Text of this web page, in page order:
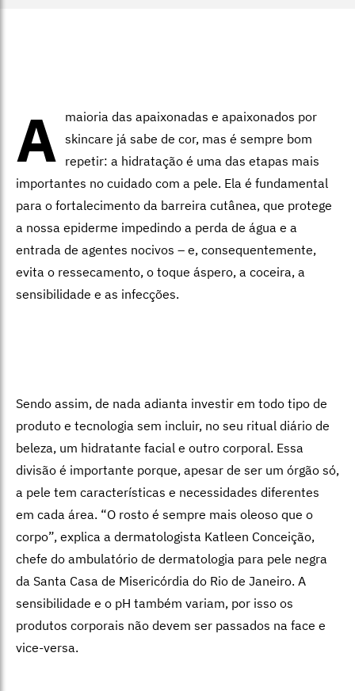
A maioria das apaixonadas e apaixonados por
skincare já sabe de cor, mas é sempre bom
repetir: a hidratação é uma das etapas mais
importantes no cuidado com a pele. Ela é fundamental
para o fortalecimento da barreira cutânea, que protege
a nossa epiderme impedindo a perda de água e a
entrada de agentes nocivos – e, consequentemente,
evita o ressecamento, o toque áspero, a coceira, a
sensibilidade e as infecções.
Sendo assim, de nada adianta investir em todo tipo de
produto e tecnologia sem incluir, no seu ritual diário de
beleza, um hidratante facial e outro corporal. Essa
divisão é importante porque, apesar de ser um órgão só,
a pele tem características e necessidades diferentes
em cada área. “O rosto é sempre mais oleoso que o
corpo”, explica a dermatologista Katleen Conceição,
chefe do ambulatório de dermatologia para pele negra
da Santa Casa de Misericórdia do Rio de Janeiro. A
sensibilidade e o pH também variam, por isso os
produtos corporais não devem ser passados na face e
vice-versa.